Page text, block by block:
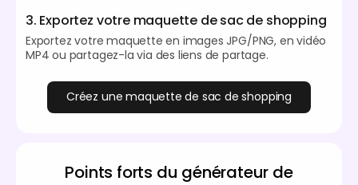
3. Exportez votre maquette de sac de shopping
Exportez votre maquette en images JPG/PNG, en vidéo
MP4 ou partagez-la via des liens de partage.
Créez une maquette de sac de shopping
Points forts du générateur de